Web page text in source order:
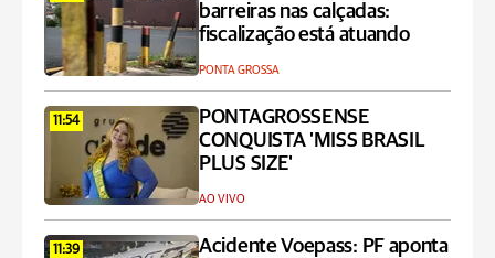
barreiras nas calçadas:
fiscalização está atuando
PONTA GROSSA
11:54
PONTAGROSSENSE
CONQUISTA 'MISS BRASIL
PLUS SIZE'
AO VIVO
11:39
Acidente Voepass: PF aponta